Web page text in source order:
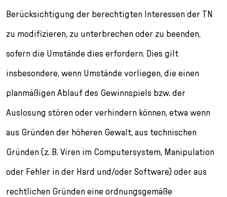
Berücksichtigung der berechtigten Interessen der TN
zu modifizieren, zu unterbrechen oder zu beenden,
sofern die Umstände dies erfordern. Dies gilt
insbesondere, wenn Umstände vorliegen, die einen
planmäßigen Ablauf des Gewinnspiels bzw. der
Auslosung stören oder verhindern können, etwa wenn
aus Gründen der höheren Gewalt, aus technischen
Gründen (z. B. Viren im Computersystem, Manipulation
oder Fehler in der Hard und/oder Software) oder aus
rechtlichen Gründen eine ordnungsgemäße